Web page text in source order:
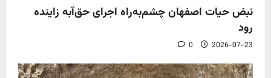
نبض حیات اصفهان چشم‌به‌راه اجرای حق‌آبه زاینده
رود
2026-07-23
0